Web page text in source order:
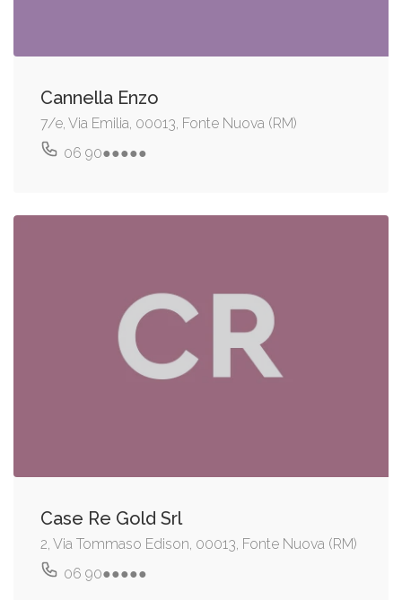
Cannella Enzo
7/e, Via Emilia, 00013, Fonte Nuova (RM)
06 90●●●●●
Case Re Gold Srl
2, Via Tommaso Edison, 00013, Fonte Nuova (RM)
06 90●●●●●